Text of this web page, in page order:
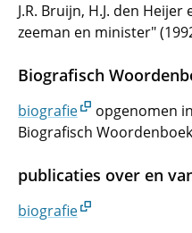
J.R. Bruijn, H.J. den Heijer
zeeman en minister"
Biografisch
biografie
opgenomen
Biografisch Woordenboek
publicaties over en
biografie